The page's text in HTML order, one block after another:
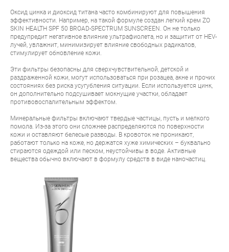
Оксид цинка и диоксид титана часто комбинируют для повышения
эффективности. Например, на такой формуле создан легкий крем ZO
SKIN HEALTH SPF 50 BROAD-SPECTRUM SUNSCREEN. Он не только
предупредит негативное влияние ультрафиолета, но и защитит от HEV-
лучей, увлажнит, минимизирует влияние свободных радикалов,
стимулирует обновление кожи.
Эти фильтры безопасны для сверхчувствительной, детской и
раздраженной кожи, могут использоваться при розацеа, акне и прочих
состояниях без риска усугубления ситуации. Если используется цинк,
он дополнительно подсушивает мокнущие участки, обладает
противовоспалительным эффектом.
Минеральные фильтры включают твердые частицы, пусть и мелкого
помола. Из-за этого они сложнее распределяются по поверхности
кожи и оставляют белесые разводы. В кровоток не проникают,
работают только на коже, но держатся хуже химических – буквально
стираются одеждой или песком, неустойчивы в воде. Активные
вещества обычно включают в формулу средств в виде наночастиц.